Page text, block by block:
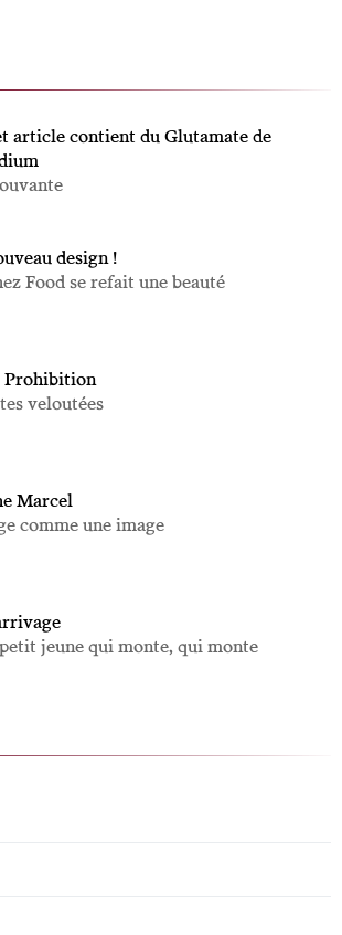
article contient du Glutamate de
design !
Food se refait une beauté
Prohibition
veloutées
Marcel
comme une image
jeune qui monte, qui monte